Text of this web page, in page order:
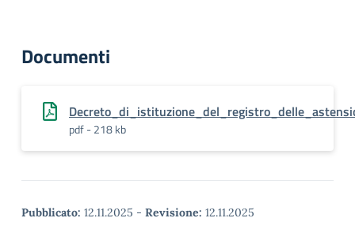
Documenti
pdf - 218 kb
Pubblicato: 12.11.2025 - Revisione: 12.11.2025